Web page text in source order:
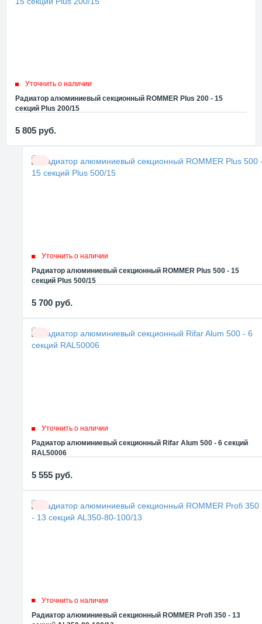
Уточнить о наличии
Радиатор алюминиевый секционный ROMMER Plus 200 - 15
секций Plus 200/15
5 805 руб.
Уточнить о наличии
Радиатор алюминиевый секционный ROMMER Plus 500 - 15
секций Plus 500/15
5 700 руб.
Уточнить о наличии
Радиатор алюминиевый секционный Rifar Alum 500 - 6 секций
RAL50006
5 555 руб.
Уточнить о наличии
Радиатор алюминиевый секционный ROMMER Profi 350 - 13